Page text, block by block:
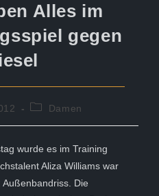
Alles im
gegen
Beitrags-
Damen
wurde es im Training
Aliza Williams war
Die